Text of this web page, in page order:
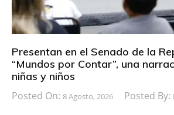
Presentan en el Senado de la
“Mundos por Contar”, una
niñas y niños
Posted On: 8 Agosto, 2026 Posted By: